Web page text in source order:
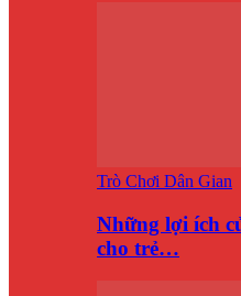
Trò Chơi Dân Gian
Những lợi ích
cho trẻ…